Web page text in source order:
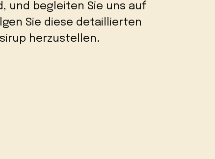
und begleiten Sie uns auf
Sie diese detaillierten
herzustellen.